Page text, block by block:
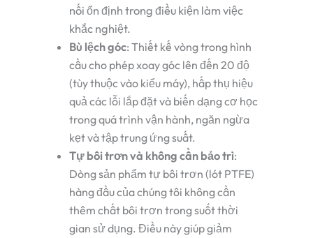
nối ổn định trong điều kiện làm việc
khắc nghiệt.
Bù lệch góc: Thiết kế vòng trong hình
cầu cho phép xoay góc lên đến 20 độ
(tùy thuộc vào kiểu máy), hấp thụ hiệu
quả các lỗi lắp đặt và biến dạng cơ học
trong quá trình vận hành, ngăn ngừa
kẹt và tập trung ứng suất.
Tự bôi trơn và không cần bảo trì:
Dòng sản phẩm tự bôi trơn (lót PTFE)
hàng đầu của chúng tôi không cần
thêm chất bôi trơn trong suốt thời
gian sử dụng. Điều này giúp giảm